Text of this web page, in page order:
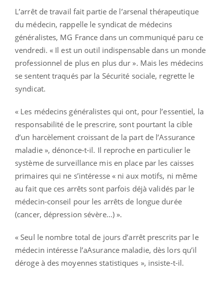
L’arrêt de travail fait partie de l’arsenal thérapeutique
du médecin, rappelle le syndicat de médecins
généralistes, MG France dans un communiqué paru ce
vendredi. « Il est un outil indispensable dans un monde
professionnel de plus en plus dur ». Mais les médecins
se sentent traqués par la Sécurité sociale, regrette le
syndicat.
« Les médecins généralistes qui ont, pour l’essentiel, la
responsabilité de le prescrire, sont pourtant la cible
d’un harcèlement croissant de la part de l’Assurance
maladie », dénonce-t-il. Il reproche en particulier le
système de surveillance mis en place par les caisses
primaires qui ne s’intéresse « ni aux motifs, ni même
au fait que ces arrêts sont parfois déjà validés par le
médecin-conseil pour les arrêts de longue durée
(cancer, dépression sévère...) ».
« Seul le nombre total de jours d’arrêt prescrits par le
médecin intéresse l’aAsurance maladie, dès lors qu’il
déroge à des moyennes statistiques », insiste-t-il.